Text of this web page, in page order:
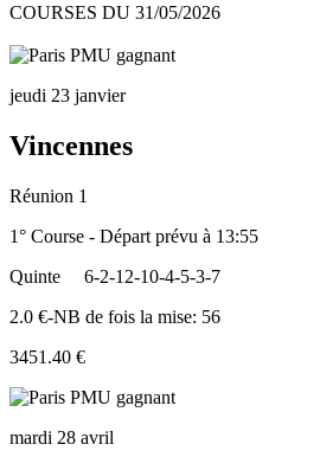
COURSES DU 31/05/2026
jeudi 23 janvier
Vincennes
Réunion 1
1° Course - Départ prévu à 13:55
Quinte
6-2-12-10-4-5-3-7
2.0 €-NB de fois la mise: 56
3451.40 €
mardi 28 avril